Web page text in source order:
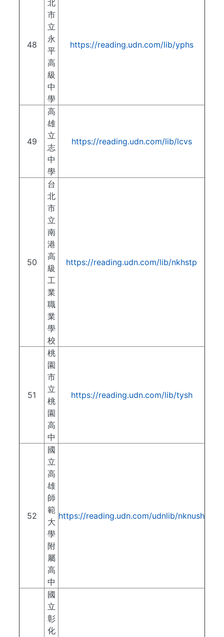
48
北
市
立
永
平
高
級
中
學
https://reading.udn.com/lib/yphs
49
高
雄
立
志
中
學
https://reading.udn.com/lib/lcvs
50
台
北
市
立
南
港
高
級
工
業
職
業
學
校
https://reading.udn.com/lib/nkhstp
51
桃
園
市
立
桃
園
高
中
https://reading.udn.com/lib/tysh
52
國
立
高
雄
師
範
大
學
附
屬
高
中
https://reading.udn.com/udnlib/nknush
國
立
彰
化